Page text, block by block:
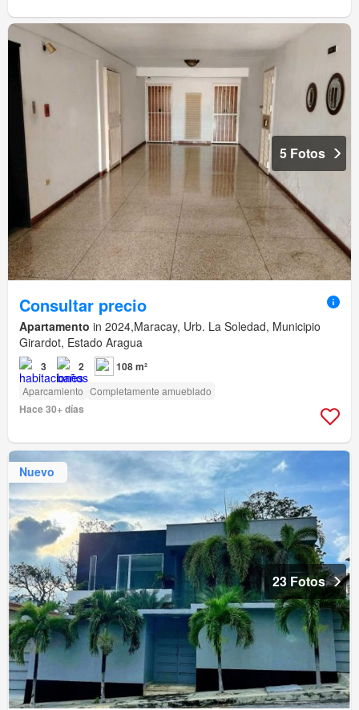
5 Fotos
Consultar precio
Apartamento in 2024,Maracay, Urb. La Soledad, Municipio
Girardot, Estado Aragua
3 2 108 m²
Aparcamiento Completamente amueblado
Hace 30+ días
Nuevo
23 Fotos